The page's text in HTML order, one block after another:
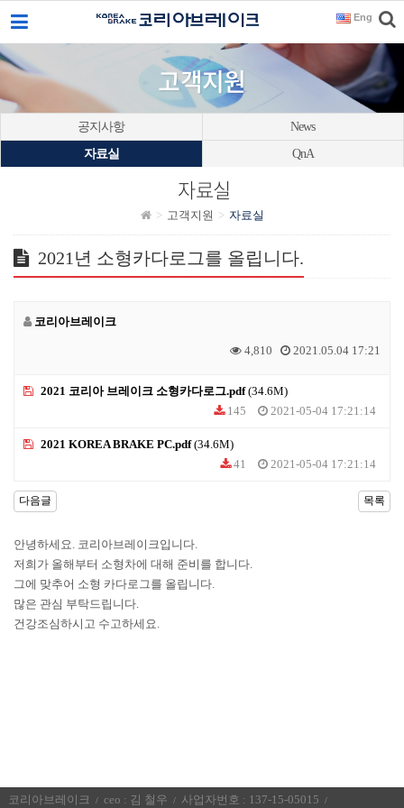
Eng
이메일을
입력하시면
답변
등록
시
이메일로
고객지원
공지사항
News
자료실
QnA
자료실
고객지원 자료실
2021년 소형카다로그를 올립니다.
코리아브레이크
4,810 2021.05.04 17:21
2021 코리아 브레이크 소형카다로그.pdf(34.6M)
145
2021-05-04 17:21:14
2021 KOREA BRAKE PC.pdf(34.6M)
41
2021-05-04 17:21:14
다음글 목록
안녕하세요. 코리아브레이크입니다.
저희가 올해부터 소형차에 대해 준비를 합니다.
그에 맞추어 소형 카다로그를 올립니다.
많은 관심 부탁드립니다.
건강조심하시고 수고하세요.
코리아브레이크 ceo : 김 철우 사업자번호 : 137-15-05015